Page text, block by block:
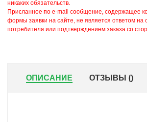
никаких обязательств.
Присланное по e-mail сообщение, содержащее
формы заявки на сайте, не является ответом на
потребителя или подтверждением заказа со
ОПИСАНИЕ ОТЗЫВЫ ()